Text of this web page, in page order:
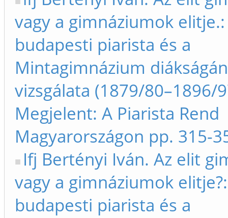
vagy a gimnáziumok
budapesti piarista és a
Mintagimnázium
vizsgálata (1879/80–1896/
Megjelent: A Piarista Rend
Magyarországon pp. 315-
Ifj Bertényi Iván. Az elit
vagy a gimnáziumok
budapesti piarista és a